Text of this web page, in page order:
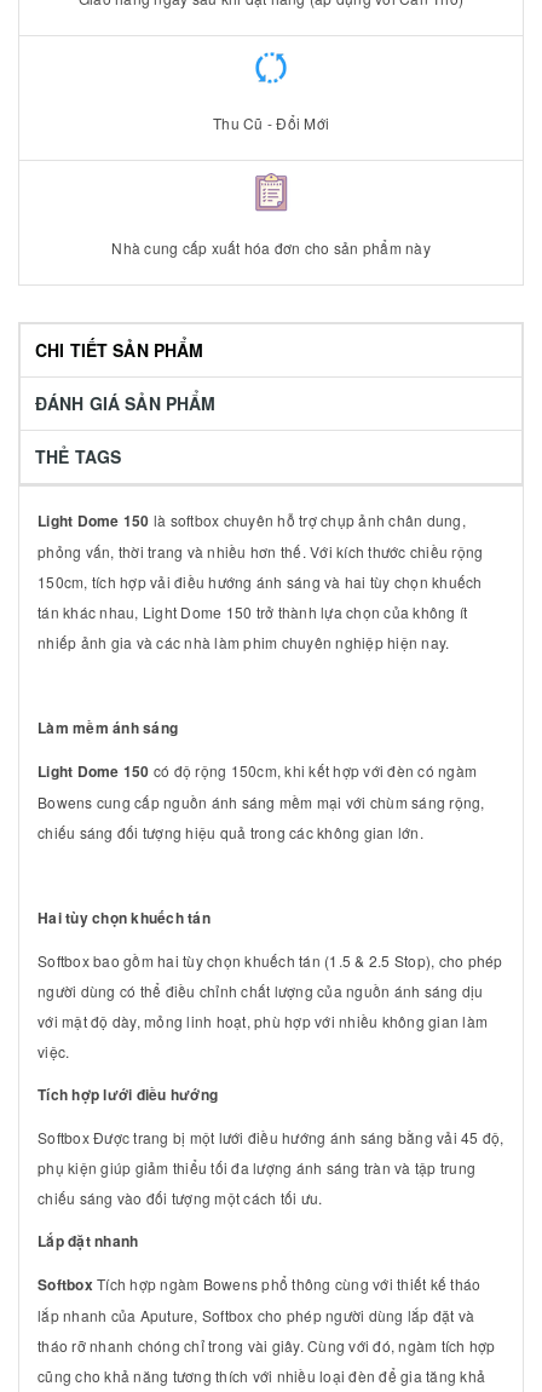
Thu Cũ - Đổi Mới
Nhà cung cấp xuất hóa đơn cho sản phẩm này
CHI TIẾT SẢN PHẨM
ĐÁNH GIÁ SẢN PHẨM
THẺ TAGS
Light Dome 150 là softbox chuyên hỗ trợ chụp ảnh chân dung,
phỏng vấn, thời trang và nhiều hơn thế. Với kích thước chiều rộng
150cm, tích hợp vải điều hướng ánh sáng và hai tùy chọn khuếch
tán khác nhau, Light Dome 150 trở thành lựa chọn của không ít
nhiếp ảnh gia và các nhà làm phim chuyên nghiệp hiện nay.
Làm mềm ánh sáng
Light Dome 150 có độ rộng 150cm, khi kết hợp với đèn có ngàm
Bowens cung cấp nguồn ánh sáng mềm mại với chùm sáng rộng,
chiếu sáng đối tượng hiệu quả trong các không gian lớn.
Hai tùy chọn khuếch tán
Softbox bao gồm hai tùy chọn khuếch tán (1.5 & 2.5 Stop), cho phép
người dùng có thể điều chỉnh chất lượng của nguồn ánh sáng dịu
với mật độ dày, mỏng linh hoạt, phù hợp với nhiều không gian làm
việc.
Tích hợp lưới điều hướng
Softbox Được trang bị một lưới điều hướng ánh sáng bằng vải 45 độ,
phụ kiện giúp giảm thiểu tối đa lượng ánh sáng tràn và tập trung
chiếu sáng vào đối tượng một cách tối ưu.
Lắp đặt nhanh
SoftboxTích hợp ngàm Bowens phổ thông cùng với thiết kế tháo
lắp nhanh của Aputure, Softbox cho phép người dùng lắp đặt và
tháo rỡ nhanh chóng chỉ trong vài giây. Cùng với đó, ngàm tích hợp
cũng cho khả năng tương thích với nhiều loại đèn để gia tăng khả